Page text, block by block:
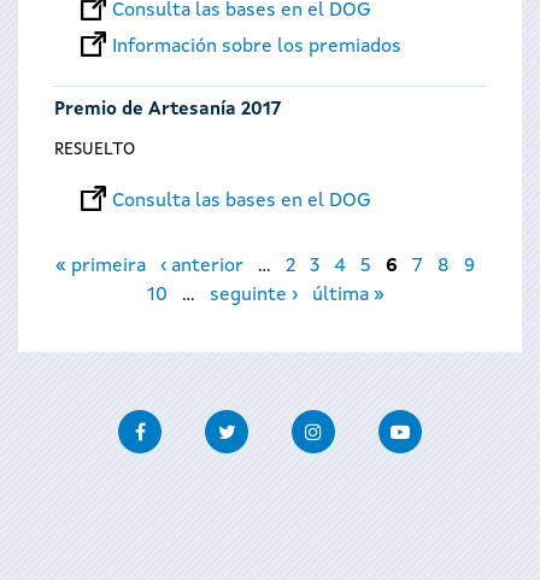
Consulta las bases en el DOG
Información sobre los premiados
Premio de Artesanía 2017
RESUELTO
Consulta las bases en el DOG
Páginas
« primeira ‹ anterior … 2 3 4 5 6 7 8
9
10
… seguinte › última »
FacebookTwitter InstagramYoutube